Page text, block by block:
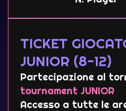
TICKET
JUNIOR (8-12)
Partecipazione al
tournament JUNIOR
Accesso a tutte le